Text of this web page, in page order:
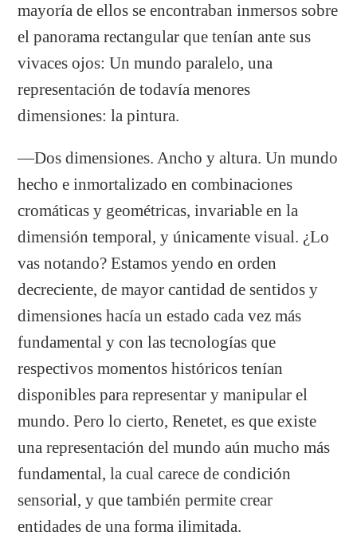
mayoría de ellos se encontraban inmersos sobre
el panorama rectangular que tenían ante sus
vivaces ojos: Un mundo paralelo, una
representación de todavía menores
dimensiones: la pintura.
—Dos dimensiones. Ancho y altura. Un mundo
hecho e inmortalizado en combinaciones
cromáticas y geométricas, invariable en la
dimensión temporal, y únicamente visual. ¿Lo
vas notando? Estamos yendo en orden
decreciente, de mayor cantidad de sentidos y
dimensiones hacía un estado cada vez más
fundamental y con las tecnologías que
respectivos momentos históricos tenían
disponibles para representar y manipular el
mundo. Pero lo cierto, Renetet, es que existe
una representación del mundo aún mucho más
fundamental, la cual carece de condición
sensorial, y que también permite crear
entidades de una forma ilimitada.